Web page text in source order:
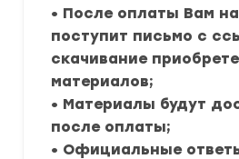
• После оплаты Вам
поступит письмо с
скачивание
материалов;
• Материалы будут
после оплаты;
• Официальные